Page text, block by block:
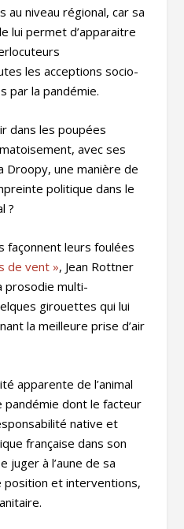
niveau régional, car sa
lui permet d’apparaitre
les acceptions socio-
par la pandémie.
dans les poupées
avec ses
Droopy, une manière de
politique dans le
?
façonnent leurs foulées
de vent », Jean Rottner
prosodie multi-
girouettes qui lui
la meilleure prise d’air
apparente de l’animal
pandémie dont le facteur
native et
française dans son
juger à l’aune de sa
position et interventions,